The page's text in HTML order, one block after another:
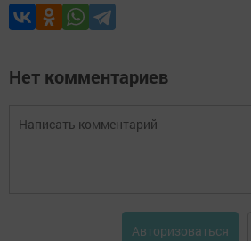
Нет комментариев
Авторизоваться